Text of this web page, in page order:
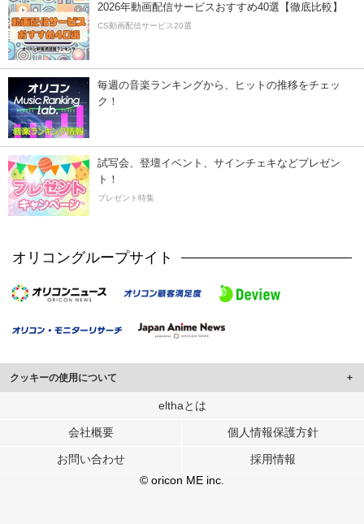
2026年動画配信サービスおすすめ40選【徹底比較】
CS動画配信サービス20選
毎週の音楽ランキングから、ヒットの推移をチェッ
ク！
試写会、登壇イベント、サインチェキなどプレゼン
ト！
プレゼント特集
オリコングループサイト
クッキーの使用について
このサイトでは Cookie を使用して、ユーザーに合わせたコンテンツや広告の
行っています。
メディアや広告配信、データ解析の各パートナーに提供しています。
各パートナーは、この情報とユーザーが各パートナーに提供した他の情報や、
ユーザーが各パートナーのサービスを使用したときに収集した他の情報を組み
elthaとは
会社概要 個人情報保護方針
お問い合わせ
採用情報
© oricon ME inc.